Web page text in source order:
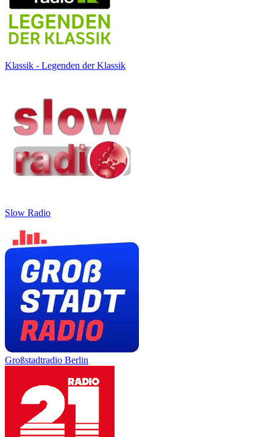
Klassik - Legenden der Klassik
Slow Radio
Großstadtradio Berlin